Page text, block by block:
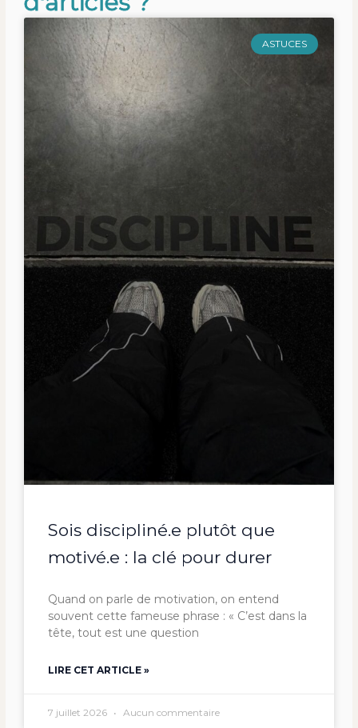
ASTUCES
Sois discipliné.e plutôt que
motivé.e : la clé pour durer
Quand on parle de motivation, on entend
souvent cette fameuse phrase : « C’est dans la
tête, tout est une question
LIRE CET ARTICLE »
7 juillet 2026 Aucun commentaire